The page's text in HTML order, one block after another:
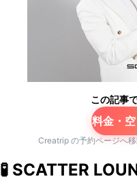
この記事
料金・
Creatrip の予約ページへ
🧪 SCATTER